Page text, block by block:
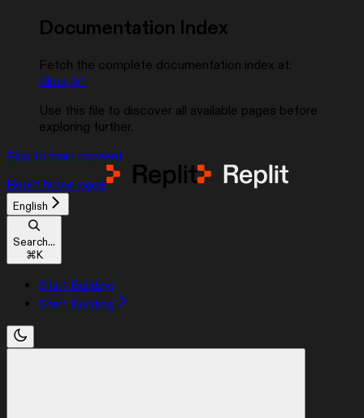
Documentation Index
Fetch the complete documentation index at:
/llms.txt
Use this file to discover all available pages before
exploring further.
Skip to main content
Replit home page
English
Search...
⌘K
Start Building
Start Building